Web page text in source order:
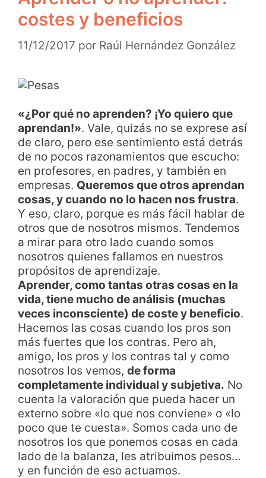
costes y beneficios
11/12/2017 por Raúl Hernández González
«¿Por qué no aprenden? ¡Yo quiero que
aprendan!». Vale, quizás no se exprese así
de claro, pero ese sentimiento está detrás
de no pocos razonamientos que escucho:
en profesores, en padres, y también en
empresas. Queremos que otros aprendan
cosas, y cuando no lo hacen nos frustra.
Y eso, claro, porque es más fácil hablar de
otros que de nosotros mismos. Tendemos
a mirar para otro lado cuando somos
nosotros quienes fallamos en nuestros
propósitos de aprendizaje.
Aprender, como tantas otras cosas en la
vida, tiene mucho de análisis (muchas
veces inconsciente) de coste y beneficio.
Hacemos las cosas cuando los pros son
más fuertes que los contras. Pero ah,
amigo, los pros y los contras tal y como
nosotros los vemos, de forma
completamente individual y subjetiva. No
cuenta la valoración que pueda hacer un
externo sobre «lo que nos conviene» o «lo
poco que te cuesta». Somos cada uno de
nosotros los que ponemos cosas en cada
lado de la balanza, les atribuimos pesos…
y en función de eso actuamos.